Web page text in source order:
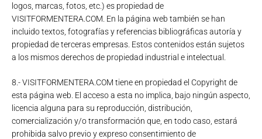
logos, marcas, fotos, etc.) es propiedad de
VISITFORMENTERA.COM. En la página web también se han
incluido textos, fotografías y referencias bibliográficas autoría y
propiedad de terceras empresas. Estos contenidos están sujetos
a los mismos derechos de propiedad industrial e intelectual.
8.- VISITFORMENTERA.COM tiene en propiedad el Copyright de
esta página web. El acceso a esta no implica, bajo ningún aspecto,
licencia alguna para su reproducción, distribución,
comercialización y/o transformación que, en todo caso, estará
prohibida salvo previo y expreso consentimiento de